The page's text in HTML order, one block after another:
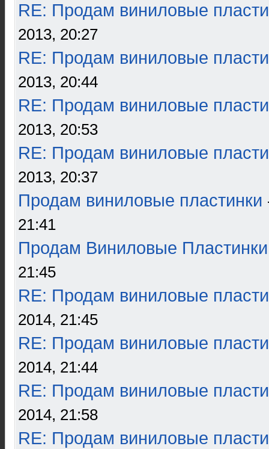
RE: Продам виниловые
2013, 20:27
RE: Продам виниловые
2013, 20:44
RE: Продам виниловые
2013, 20:53
RE: Продам виниловые
2013, 20:37
Продам виниловые пластинки
21:41
Продам Виниловые Пластинки
21:45
RE: Продам виниловые
2014, 21:45
RE: Продам виниловые
2014, 21:44
RE: Продам виниловые
2014, 21:58
RE: Продам виниловые